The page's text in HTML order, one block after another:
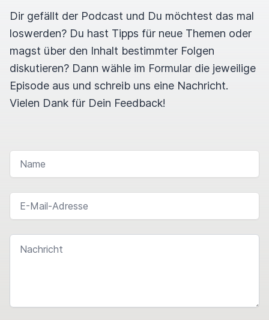
Dir gefällt der Podcast und Du möchtest das mal
loswerden? Du hast Tipps für neue Themen oder
magst über den Inhalt bestimmter Folgen
diskutieren? Dann wähle im Formular die jeweilige
Episode aus und schreib uns eine Nachricht.
Vielen Dank für Dein Feedback!
NAME
E-MAIL-ADRESSE
NACHRICHT